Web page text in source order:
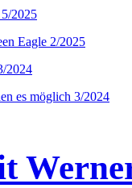
2025
Eagle 2/2025
2024
es möglich 3/2024